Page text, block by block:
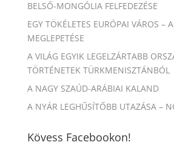
BELSŐ-MONGÓLIA FELFEDEZÉSE
EGY TÖKÉLETES EURÓPAI VÁROS –
MEGLEPETÉSE
A VILÁG EGYIK LEGELZÁRTABB
TÖRTÉNETEK TÜRKMENISZTÁNBÓL
A NAGY SZAÚD-ARÁBIAI KALAND
A NYÁR LEGHŰSÍTŐBB UTAZÁSA –
Kövess Facebookon!